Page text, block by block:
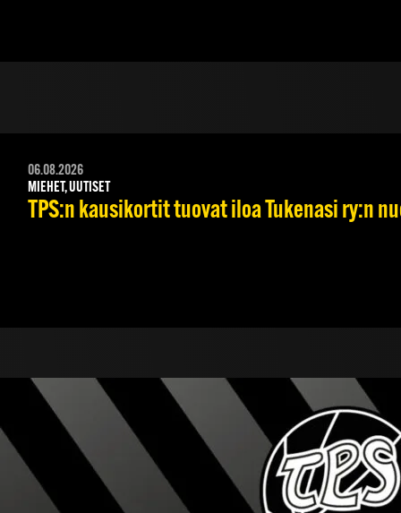
06.08.2026
MIEHET, UUTISET
TPS:n kausikortit tuovat iloa Tukenasi ry:n